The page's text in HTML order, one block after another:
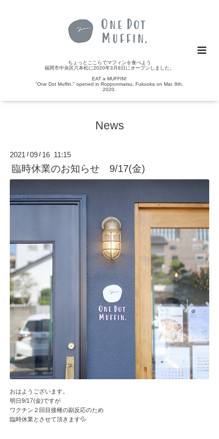
ちょっとここらでマフィンを食べよう
福岡市中央区六本松に2020年3月8日にオープンしました。
EAT a MUFFIN!
"One Dot Muffin." opened in Ropponmatsu, Fukuoka on Mar. 8th,
2020.
News
2021 /09 / 16 11:15
臨時休業のお知らせ 9/17(金)
おはようございます。
明日9/17(金)ですが
ワクチン２回目接種の副反応のため
臨時休業とさせて頂きます💦